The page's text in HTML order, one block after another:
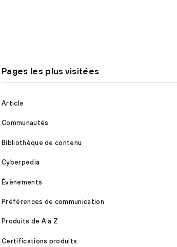
Pages les plus visitées
Article
Communautés
Bibliothèque de contenu
Cyberpedia
Évènements
Préférences de communication
Produits de A à Z
Certifications produits